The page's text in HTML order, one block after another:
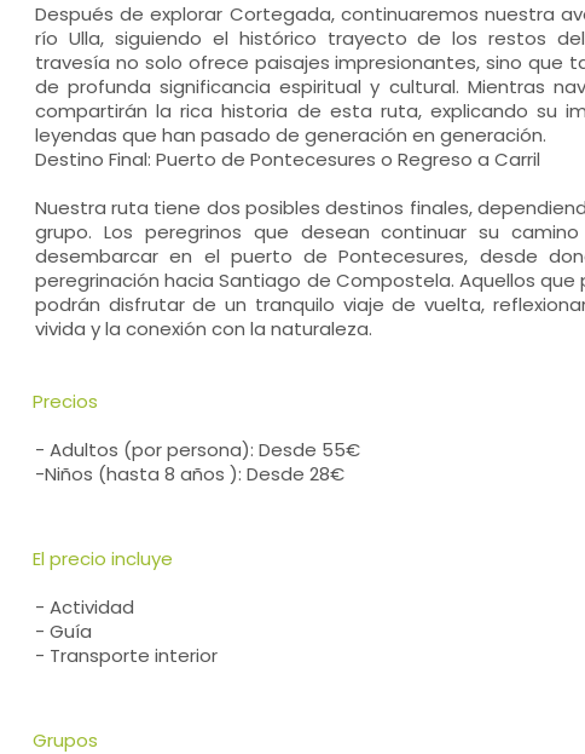
Después de explorar Cortegada, continuaremos nuestra
río Ulla, siguiendo el histórico trayecto de los restos
travesía no solo ofrece paisajes impresionantes, sino que
de profunda significancia espiritual y cultural. Mientras
compartirán la rica historia de esta ruta, explicando su
leyendas que han pasado de generación en generación.
Destino Final: Puerto de Pontecesures o Regreso a Carril
Nuestra ruta tiene dos posibles destinos finales,
grupo. Los peregrinos que desean continuar su
desembarcar en el puerto de Pontecesures, desde
peregrinación hacia Santiago de Compostela. Aquellos que
podrán disfrutar de un tranquilo viaje de vuelta,
vivida y la conexión con la naturaleza.
Precios
- Adultos (por persona): Desde 55€
-Niños (hasta 8 años ): Desde 28€
El precio incluye
- Actividad
- Guía
- Transporte interior
Grupos